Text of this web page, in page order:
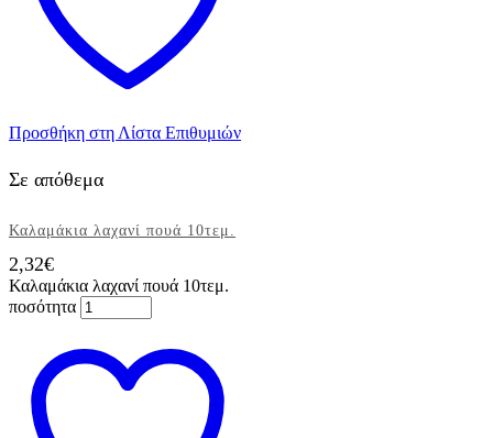
Προσθήκη στη Λίστα Επιθυμιών
Σε απόθεμα
Καλαμάκια λαχανί πουά 10τεμ.
2,32€
Καλαμάκια λαχανί πουά 10τεμ.
ποσότητα